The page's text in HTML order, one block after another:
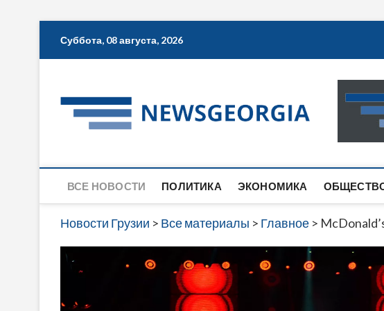
Суббота, 08 августа, 2026
САМАЯ
САЙТЕ ВЫ
ВСЕ НОВОСТИ ПОЛИТИКА ЭКОНОМИКА
Новости Грузии > Все материалы > Главное >